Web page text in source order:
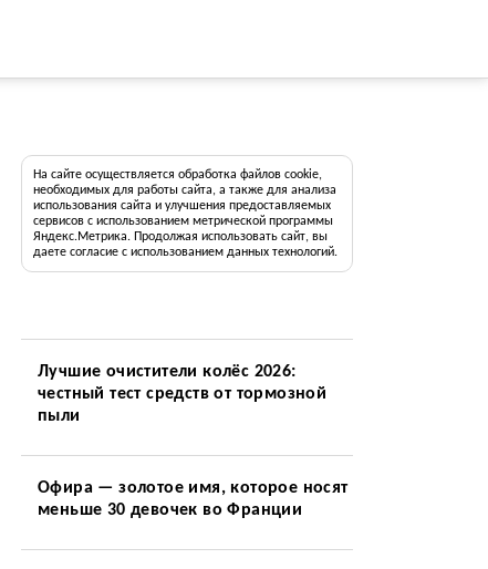
На сайте осуществляется обработка файлов cookie,
необходимых для работы сайта, а также для анализа
использования сайта и улучшения предоставляемых
сервисов с использованием метрической программы
Яндекс.Метрика. Продолжая использовать сайт, вы
даете согласие с использованием данных технологий.
Лучшие очистители колёс 2026:
честный тест средств от тормозной
пыли
Офира — золотое имя, которое носят
меньше 30 девочек во Франции